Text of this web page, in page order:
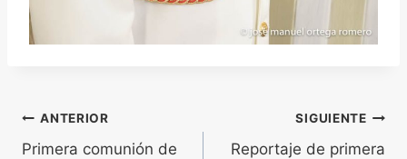
Navegación
ANTERIOR
Primera comunión de
SIGUIENTE
Reportaje de primera